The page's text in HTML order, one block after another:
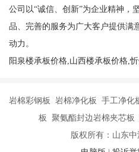
公司以“诚信、创新”为企业精神，
品、完善的服务为广大客户提供满
动力。
阳泉楼承板价格,山西楼承板价格,
岩棉彩钢板 岩棉净化板 手工净
板 聚氨酯封边岩棉夹芯板
版权所有：山东